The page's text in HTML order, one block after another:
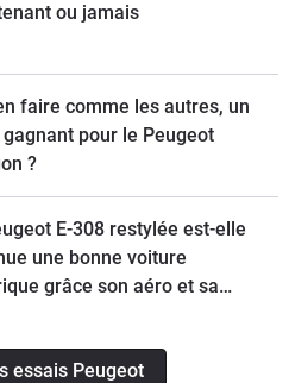
ou jamais
faire comme les autres, un
pour le Peugeot
?
E-308 restylée est-elle
une bonne voiture
grâce son aéro et sa
essais Peugeot